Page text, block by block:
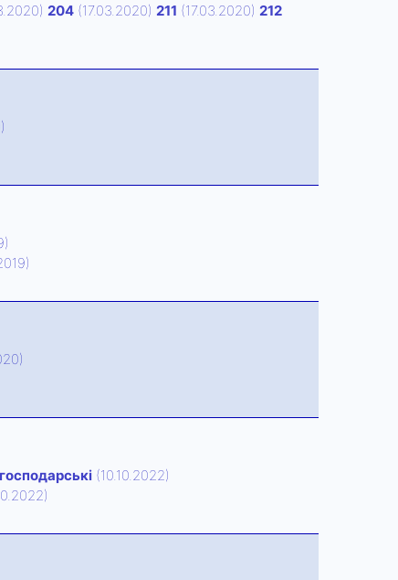
204 (17.03.2020) 211 (17.03.2020) 212
(10.10.2022)